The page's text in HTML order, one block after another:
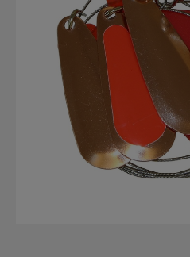
Fiskeset
Fiskedrag
Betespaket